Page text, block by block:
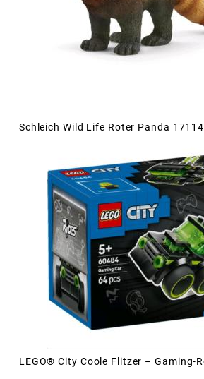
Schleich Wild Life Roter Panda 17114
LEGO® City Coole Flitzer – Gaming-